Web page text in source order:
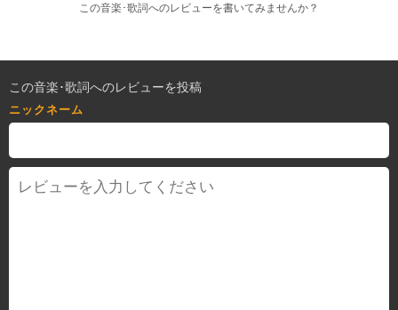
この音楽･歌詞へのレビューを書いてみませんか？
この音楽･歌詞へのレビューを投稿
ニックネーム